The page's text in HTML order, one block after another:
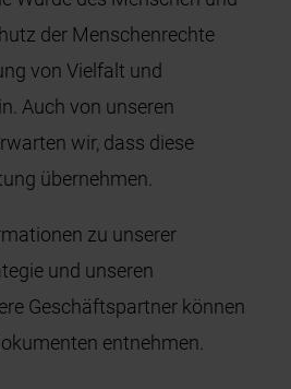
der Menschenrechte
von Vielfalt und
Auch von unseren
wir, dass diese
übernehmen.
zu unserer
und unseren
Geschäftspartner können
entnehmen.